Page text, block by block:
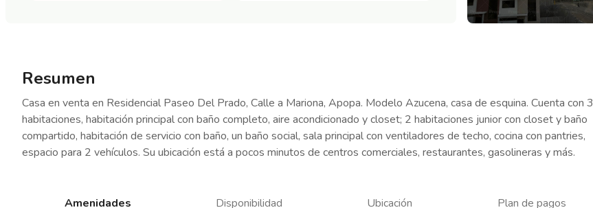
Resumen
Casa en venta en Residencial Paseo Del Prado, Calle a Mariona, Apopa. Modelo Azucena, casa de esquina. Cuenta con 3
habitaciones, habitación principal con baño completo, aire acondicionado y closet; 2 habitaciones junior con closet y baño
compartido, habitación de servicio con baño, un baño social, sala principal con ventiladores de techo, cocina con pantries,
espacio para 2 vehículos. Su ubicación está a pocos minutos de centros comerciales, restaurantes, gasolineras y más.
Amenidades Disponibilidad Ubicación Plan de pagos